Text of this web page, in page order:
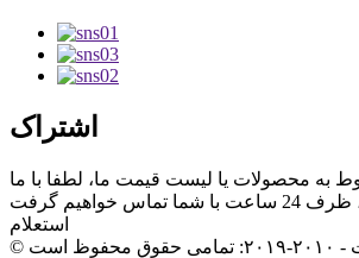
اشتراک
به محصولات یا لیست قیمت ما، لطفا با ما
استعلام